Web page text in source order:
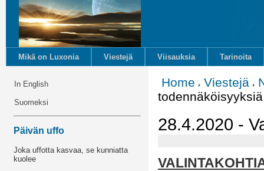
Mikä on Luxonia Viestejä Viisauksia Tarinoita
In English
Suomeksi
Päivän uffo
Joka uffotta kasvaa, se kunniatta
kuolee
Home Viestejä
todennäköisyyksiä
28.4.2020 -